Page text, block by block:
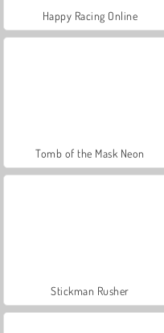
Happy Racing Online
Tomb of the Mask Neon
Stickman Rusher